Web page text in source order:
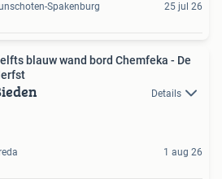
Spakenburg 25 jul 26
blauw wand bord Chemfeka - De
Details
1 aug 26